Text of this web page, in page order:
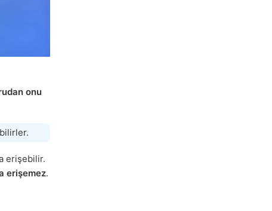
onu
erişebilir.
erişemez.